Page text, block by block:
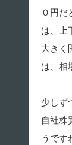
０円だ
は、上
大きく
は、相
少しず
自社株
うです